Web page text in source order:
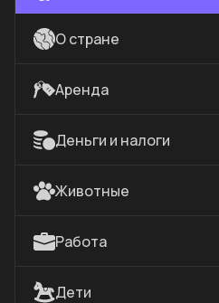
О стране
Аренда
Деньги и налоги
Животные
Работа
Дети